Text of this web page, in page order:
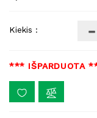
Indai
Dovanos
Kiekis :
*** IŠPARDUOTA